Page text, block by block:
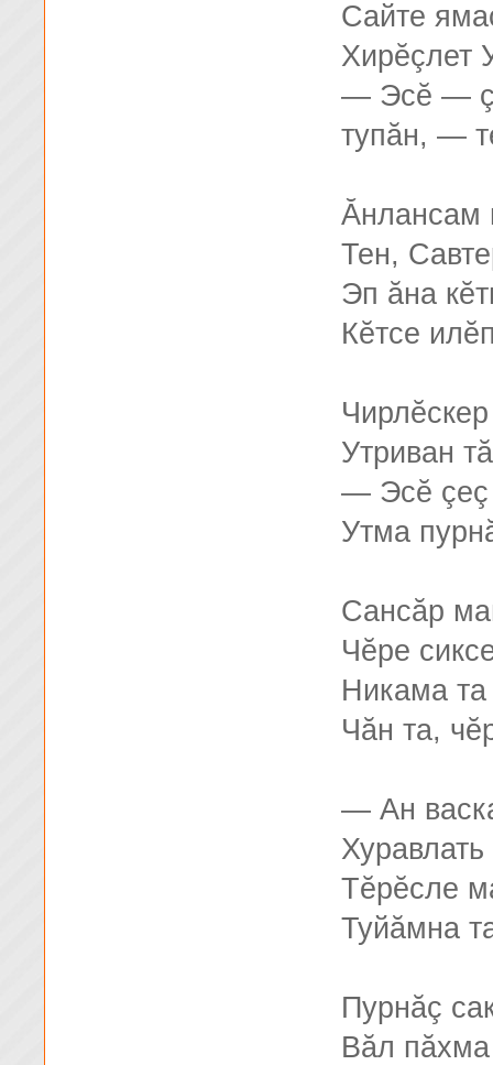
Сайте
Хирĕçлет
— Эсĕ —
тупăн, —
Ăнлансам
Тен,
Эп ăна
Кĕтсе
Утриван
— Эсĕ çеç
Утма
Сансăр
Чĕре
Никама
Чăн та,
— Ан
Тĕрĕсле
Туйăмна
Пурнăç
Вăл